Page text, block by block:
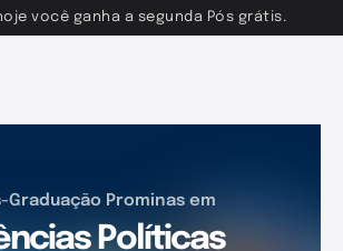
você ganha a segunda Pós grátis.
Graduação Prominas em
Políticas